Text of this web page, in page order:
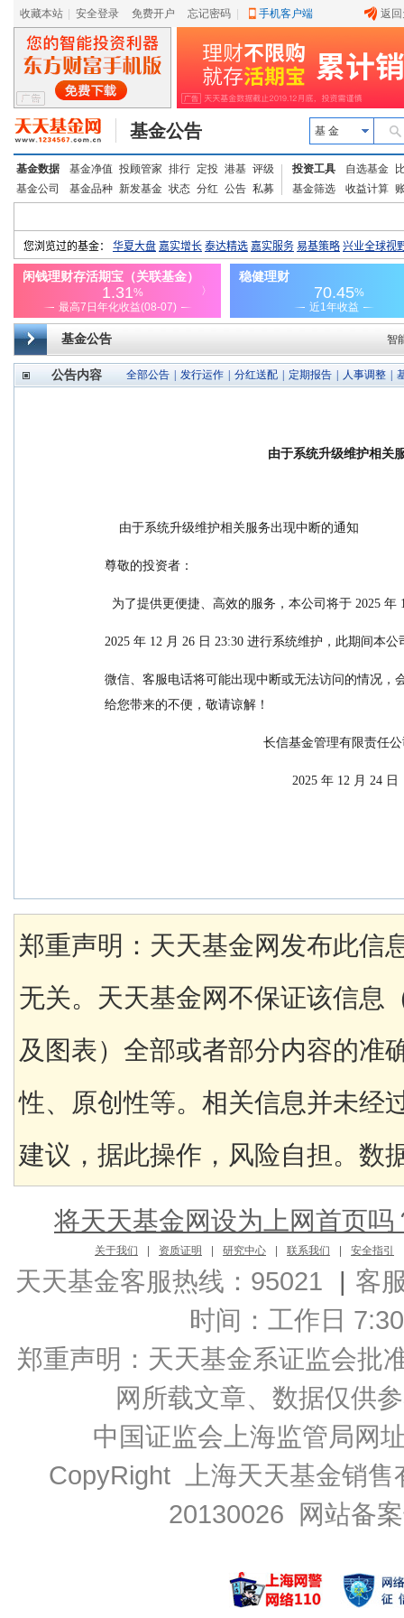
收藏本站 安全登录 免费开户 忘记密码 手机客户端 返
基金公告 基 金
基金数据 基金净值 投顾管家 排行 定投 港基 评级
基金公司
基金品种 新发基金 状态 分红 公告 私募
投资工具 自选基金
基金筛选
收益计算
基金公告 智
公告内容 全部公告 发行运作 分红送配 定期报告 人事调整
由于系统升级维护相关
    由于系统升级维护相关服务出现中断的通知
尊敬的投资者：
为了提供更便捷、高效的服务，本公司将于 2025 年
2025 年 12 月 26 日 23:30 进行系统维护，此期间本
微信、客服电话将可能出现中断或无法访问的情况
给您带来的不便，敬请谅解！
长信基金管理有限责
                                                    2025 年 12 月 24 日
郑重声明：天天基金网发布此信
无关。天天基金网不保证该信息
及图表）全部或者部分内容的准
性、原创性等。相关信息并未经
建议，据此操作，风险自担。数
将天天基金网设为上网首页吗
关于我们 资质证明 研究中心 联系我们 安全指引
天天基金客服热线：95021 | 客
时间：工作日
郑重声明： 天天基金系证监会批
网所载文章、数据仅供
中国证监会上海监管局网
CopyRight 上海天天基金销
20130026 网站备